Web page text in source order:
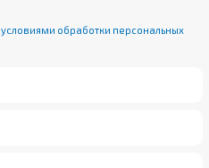
условиями обработки персональных